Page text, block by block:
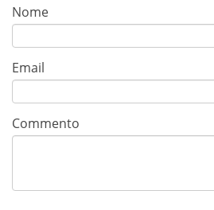
Nome
Email
Commento